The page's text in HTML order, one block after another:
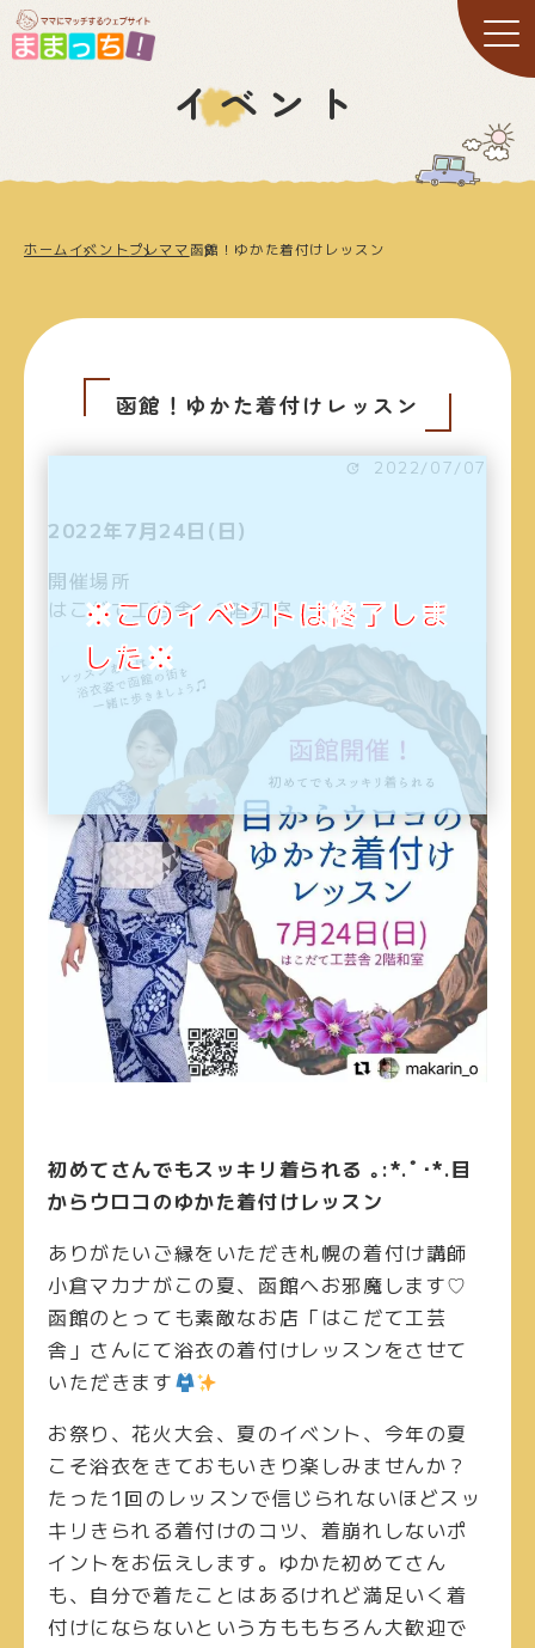
イベント
ホーム イベントプレママ函館！ゆかた着付けレッスン
函館！ゆかた着付けレッスン
2022/07/07
2022年7月24日(日)
開催場所
はこだて工芸舎 2階和室
初めてさんでもスッキリ着られる ｡:*.ﾟ･*.目
からウロコのゆかた着付けレッスン
ありがたいご縁をいただき札幌の着付け講師
小倉マカナがこの夏、函館へお邪魔します♡
函館のとっても素敵なお店「はこだて工芸
舎」さんにて浴衣の着付けレッスンをさせて
いただきます
お祭り、花火大会、夏のイベント、今年の夏
こそ浴衣をきておもいきり楽しみませんか？
たった1回のレッスンで信じられないほどスッ
キリきられる着付けのコツ、着崩れしないポ
イントをお伝えします。ゆかた初めてさん
も、自分で着たことはあるけれど満足いく着
付けにならないという方ももちろん大歓迎で
※このイベントは終了しま
した※